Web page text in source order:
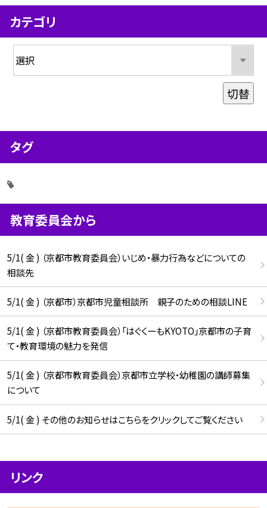
カテゴリ
切替
タグ
教育委員会から
5/1( 金 ) （京都市教育委員会）いじめ・暴力行為などについての
相談先
5/1( 金 ) （京都市）京都市児童相談所 親子のための相談LINE
5/1( 金 ) （京都市教育委員会）「はぐくーもKYOTO」京都市の子育
て・教育環境の魅力を発信
5/1( 金 ) （京都市教育委員会）京都市立学校・幼稚園の講師募集
について
5/1( 金 ) その他のお知らせはこちらをクリックしてご覧ください
リンク